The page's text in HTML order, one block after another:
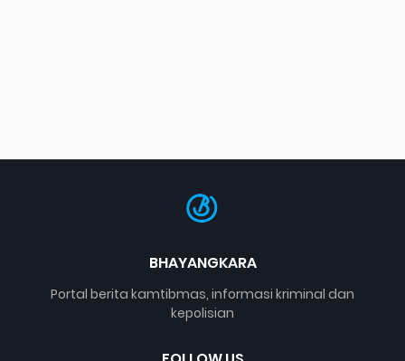
BHAYANGKARA
Portal berita kamtibmas, informasi kriminal dan
kepolisian